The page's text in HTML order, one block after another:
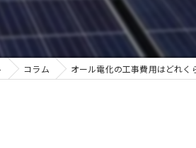
コラム オール電化の工事費用はどれく